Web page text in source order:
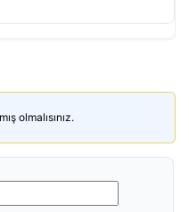
olmalısınız.